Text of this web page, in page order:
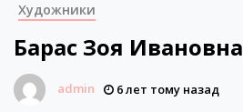
Художники
Барас Зоя Ивановна
admin 6 лет тому назад